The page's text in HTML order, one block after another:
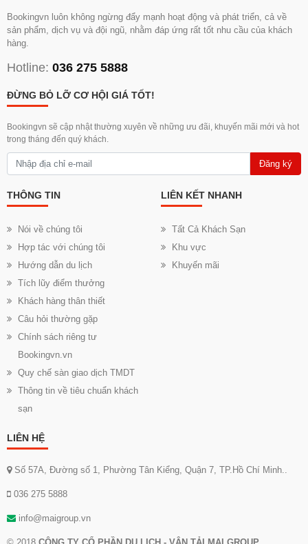
Bookingvn luôn không ngừng đẩy mạnh hoạt động và phát triển, cả về
sản phẩm, dịch vụ và đội ngũ, nhằm đáp ứng rất tốt nhu cầu của khách
hàng.
Hotline: 036 275 5888
ĐỪNG BỎ LỠ CƠ HỘI GIÁ TỐT!
Bookingvn sẽ cập nhật thường xuyên về những ưu đãi, khuyến mãi mới và hot
trong tháng đến quý khách.
Đăng ký
THÔNG TIN
Nói về chúng tôi
Hợp tác với chúng tôi
Hướng dẫn du lịch
Tích lũy điểm thưởng
Khách hàng thân thiết
Câu hỏi thường gặp
Chính sách riêng tư
Bookingvn.vn
Quy chế sàn giao dịch TMDT
Thông tin về tiêu chuẩn khách
sạn
LIÊN KẾT NHANH
Tất Cả Khách Sạn
Khu vực
Khuyến mãi
LIÊN HỆ
Số 57A, Đường số 1, Phường Tân Kiểng, Quận 7, TP.Hồ Chí Minh..
036 275 5888
info@maigroup.vn